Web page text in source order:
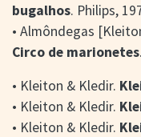
bugalhos. Philips,
• Almôndegas
Circo de marionetes
• Kleiton & Kledir.
• Kleiton & Kledir.
• Kleiton & Kledir.